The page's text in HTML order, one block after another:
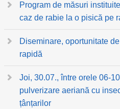
Program de măsuri
caz de rabie la o pisică pe
Diseminare, oportunitate
rapidă
Joi, 30.07., între orele 06-
pulverizare aeriană cu
țânțarilor